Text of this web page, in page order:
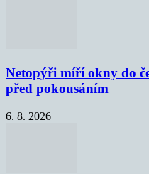
Netopýři míří okny do
před pokousáním
6. 8. 2026